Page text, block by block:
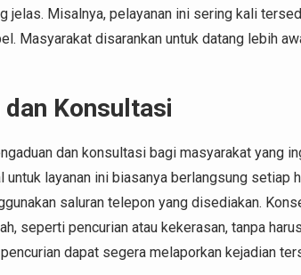
jelas. Misalnya, pelayanan ini sering kali
Masyarakat disarankan untuk datang lebih
dan Konsultasi
dan konsultasi bagi masyarakat yang
untuk layanan ini biasanya berlangsung setiap
saluran telepon yang disediakan.
seperti pencurian atau kekerasan, tanpa
dapat segera melaporkan kejadian